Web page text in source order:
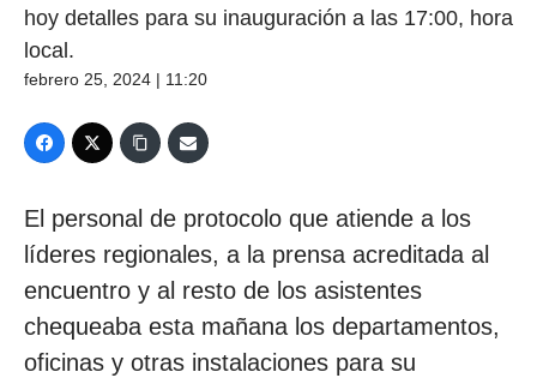
hoy detalles para su inauguración a las 17:00, hora
local.
febrero 25, 2024 | 11:20
El personal de protocolo que atiende a los
líderes regionales, a la prensa acreditada al
encuentro y al resto de los asistentes
chequeaba esta mañana los departamentos,
oficinas y otras instalaciones para su